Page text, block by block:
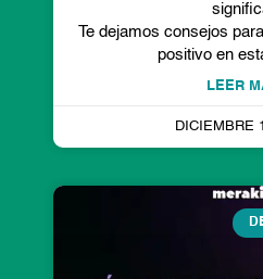
Te dejamos consejos
positivo en
LEER
DICIEMBRE